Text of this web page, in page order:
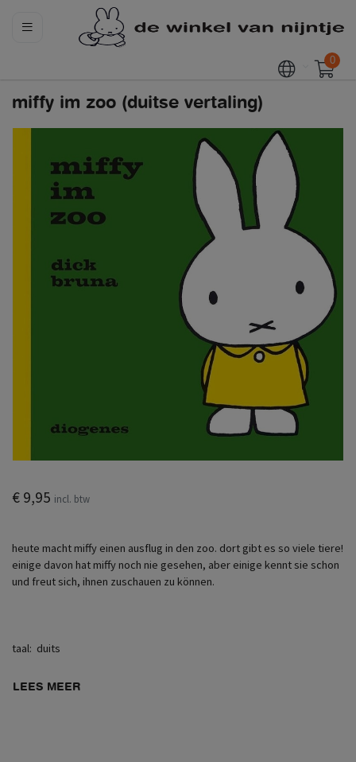
0
miffy im zoo (duitse vertaling)
€ 9,95 incl. btw
heute macht miffy einen ausflug in den zoo. dort gibt es so viele tiere!
einige davon hat miffy noch nie gesehen, aber einige kennt sie schon
und freut sich, ihnen zuschauen zu können.
taal: ‎ duits
LEES MEER